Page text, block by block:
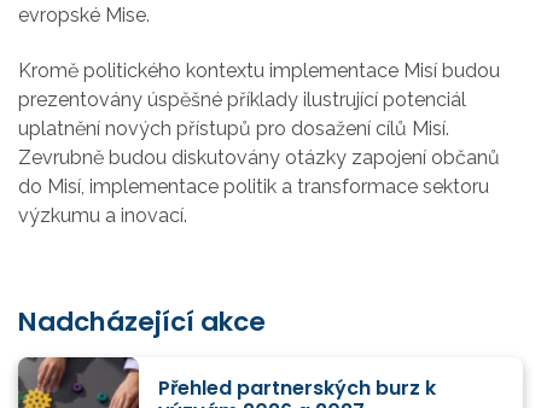
evropské Mise.
Kromě politického kontextu implementace Misí budou
prezentovány úspěšné příklady ilustrující potenciál
uplatnění nových přístupů pro dosažení cílů Misí.
Zevrubně budou diskutovány otázky zapojení občanů
do Misí, implementace politik a transformace sektoru
výzkumu a inovací.
Nadcházející akce
Přehled partnerských burz k